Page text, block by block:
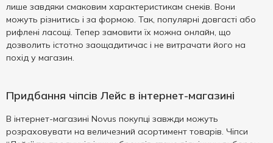
лише завдяки смаковим характеристикам снеків. Вони
можуть різнитись і за формою. Так, популярні довгасті або
рифлені ласощі. Тепер замовити їх можна онлайн, що
дозволить істотно заощадитичас і не витрачати його на
похід у магазин.
Придбання чіпсів Лейс в інтернет-магазині
В інтернет-магазині Novus покупці завжди можуть
розраховувати на величезний асортимент товарів. Чіпси